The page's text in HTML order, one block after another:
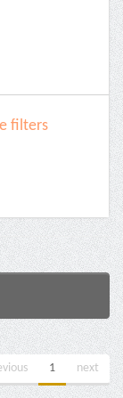
filters
1 next